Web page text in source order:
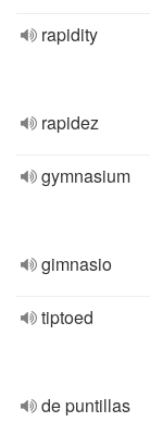
rapidity
rapidez
gymnasium
gimnasio
tiptoed
de puntillas